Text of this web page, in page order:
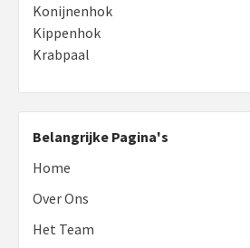
Konijnenhok
Kippenhok
Krabpaal
Belangrijke Pagina's
Home
Over Ons
Het Team